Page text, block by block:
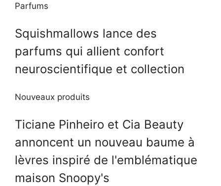
Parfums
Squishmallows lance des
parfums qui allient confort
neuroscientifique et collection
Nouveaux produits
Ticiane Pinheiro et Cia Beauty
annoncent un nouveau baume à
lèvres inspiré de l'emblématique
maison Snoopy's